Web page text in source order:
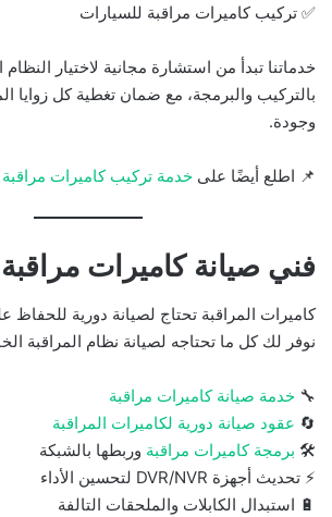
✅ تركيب كاميرات مراقبة للسيارات
خدماتنا تبدأ من استشارة مجانية لاختيار
بالتركيب والبرمجة، مع ضمان تغطية كل زوايا
وجودة.
📌 اطلع أيضًا على خدمة تركيب كاميرات مراقبة
فني صيانة كاميرات
كاميرات المراقبة تحتاج لصيانة دورية للحفاظ
نوفر لك كل ما تحتاجه لصيانة نظام المراقبة
🔧 خدمة صيانة كاميرات مراقبة
🔄 عقود صيانة دورية لكاميرات المراقبة
🛠️ برمجة كاميرات مراقبة وربطها بالشبكة
⚡ تحديث أجهزة DVR/NVR لتحسين الأداء
🔋 استبدال الكابلات والملحقات التالفة